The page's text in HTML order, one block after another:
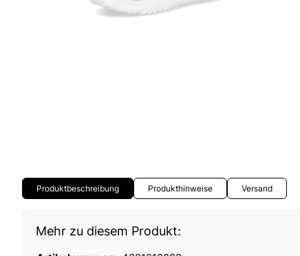
Produktbeschreibung Produkthinweise Versand
Mehr zu diesem Produkt: